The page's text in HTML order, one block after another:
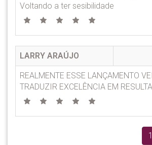
Voltando a ter sesibilidade
LARRY ARAÚJO
REALMENTE ESSE LANÇAMENTO
TRADUZIR EXCELÊNCIA EM
1